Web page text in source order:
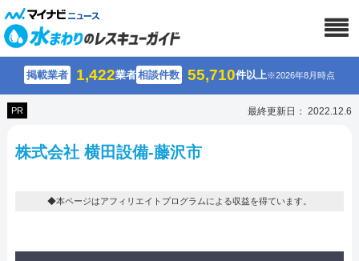
掲載業者 1,422業者相談件数 55,710件以上※2026年8月時点
PR 最終更新日： 2022.12.6
株式会社 横田設備-藤沢市
◆本ページはアフィリエイトプログラムによる収益を得ています。